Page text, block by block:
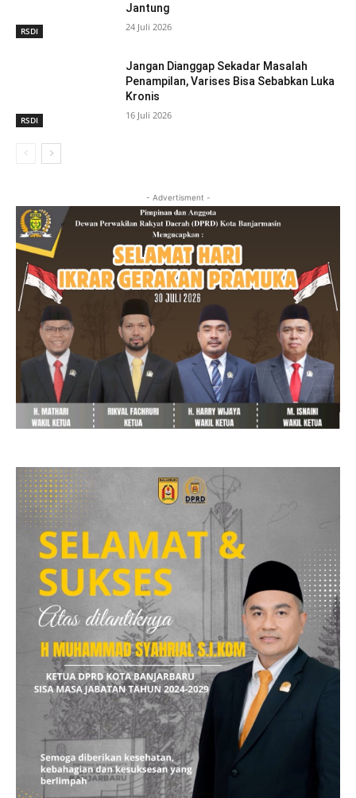
RSDI
Jantung
24 Juli 2026
RSDI
Jangan Dianggap Sekadar Masalah
Penampilan, Varises Bisa Sebabkan Luka
Kronis
16 Juli 2026
- Advertisment -